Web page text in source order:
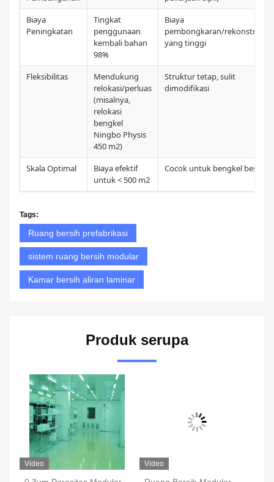
Biaya
Peningkatan
Tingkat
penggunaan
kembali bahan
98%
Biaya
pembongkaran/rekonstruksi
yang tinggi
Fleksibilitas
Mendukung
relokasi/perluas
(misalnya,
relokasi
bengkel
Ningbo Physis
450 m2)
Struktur tetap, sulit
dimodifikasi
Skala Optimal
Biaya efektif
untuk < 500 m2
Cocok untuk bengkel besar
Tags:
Ruang bersih prefabrikasi
sistem ruang bersih modular
Kamar bersih aliran laminar
Produk serupa
Video Video